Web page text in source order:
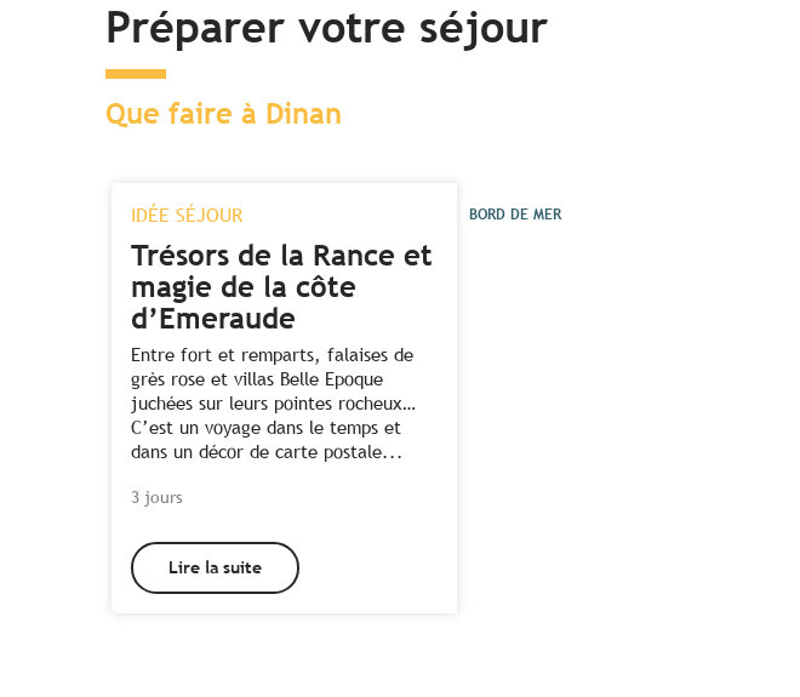
Préparer votre séjour
Que faire à Dinan
BORD DE MER
3 jours
IDÉE SÉJOUR
Trésors de la Rance et
magie de la côte
d’Emeraude
Entre fort et remparts, falaises de
grès rose et villas Belle Epoque
juchées sur leurs pointes rocheux…
C’est un voyage dans le temps et
dans un décor de carte postale...
Lire la suite